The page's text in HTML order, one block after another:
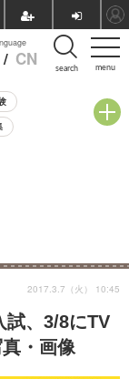
menu
/ CN search
試、3/8にTV
・画像
2017.3.7（火） 10:45